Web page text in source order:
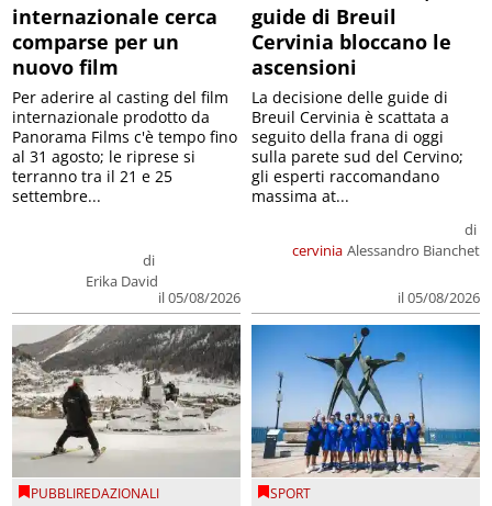
internazionale cerca
comparse per un
nuovo film
di
Erika David
il 05/08/2026
Per aderire al casting del film
internazionale prodotto da
Panorama Films c'è tempo fino
al 31 agosto; le riprese si
terranno tra il 21 e 25
settembre...
guide di Breuil
Cervinia bloccano le
ascensioni
cervinia
di
Alessandro Bianchet
il 05/08/2026
La decisione delle guide di
Breuil Cervinia è scattata a
seguito della frana di oggi
sulla parete sud del Cervino;
gli esperti raccomandano
massima at...
PUBBLIREDAZIONALI SPORT